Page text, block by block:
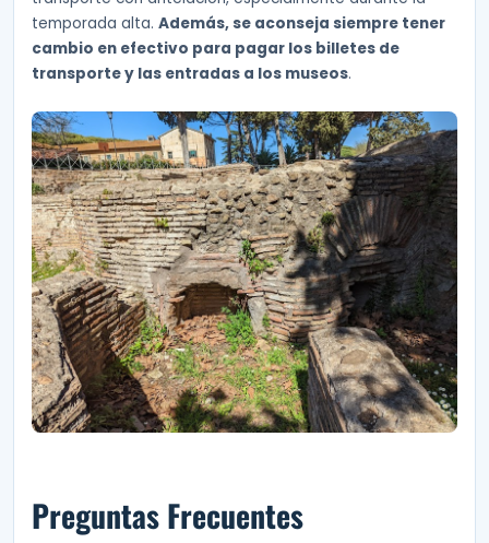
temporada alta. Además, se aconseja siempre tener
cambio en efectivo para pagar los billetes de
transporte y las entradas a los museos.
Preguntas Frecuentes